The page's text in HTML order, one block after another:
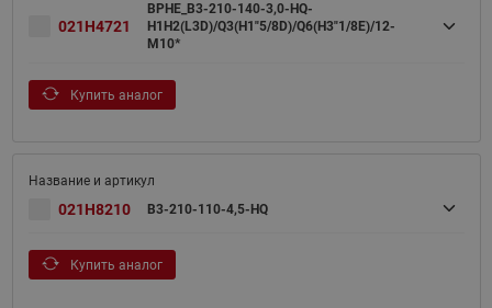
021H4721
BPHE_B3-210-140-3,0-HQ-
H1H2(L3D)/Q3(H1"5/8D)/Q6(H3"1/8E)/12-
M10*
Купить аналог
021H8210 B3-210-110-4,5-HQ
Купить аналог